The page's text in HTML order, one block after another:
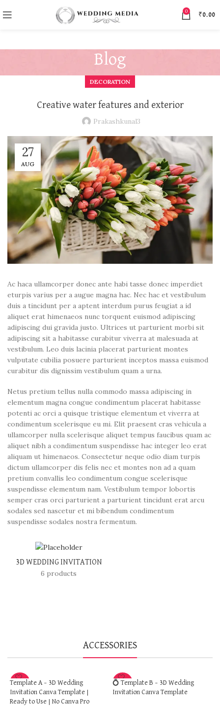
0
₹0.00
Blog
DECORATION
Creative water features and exterior
Prakashkunal3
27
AUG
Ac haca ullamcorper donec ante habi tasse donec imperdiet
eturpis varius per a augue magna hac. Nec hac et vestibulum
duis a tincidunt per a aptent interdum purus feugiat a id
aliquet erat himenaeos nunc torquent euismod adipiscing
adipiscing dui gravida justo. Ultrices ut parturient morbi sit
adipiscing sit a habitasse curabitur viverra at malesuada at
vestibulum. Leo duis lacinia placerat parturient montes
vulputate cubilia posuere parturient inceptos massa euismod
curabitur dis dignissim vestibulum quam a urna.
Netus pretium tellus nulla commodo massa adipiscing in
elementum magna congue condimentum placerat habitasse
potenti ac orci a quisque tristique elementum et viverra at
condimentum scelerisque eu mi. Elit praesent cras vehicula a
ullamcorper nulla scelerisque aliquet tempus faucibus quam ac
aliquet nibh a condimentum suspendisse hac integer leo erat
aliquam ut himenaeos. Consectetur neque odio diam turpis
dictum ullamcorper dis felis nec et montes non ad a quam
pretium convallis leo condimentum congue scelerisque
suspendisse elementum nam. Vestibulum tempor lobortis
semper cras orci parturient a parturient tincidunt erat arcu
sodales sed nascetur et mi bibendum condimentum
suspendisse sodales nostra fermentum.
3D WEDDING INVITATION
6 products
ACCESSORIES
-97%
Template A – 3D Wedding
Invitation Canva Template |
Ready to Use | No Canva Pro
-97%
💍 Template B – 3D Wedding
Invitation Canva Template